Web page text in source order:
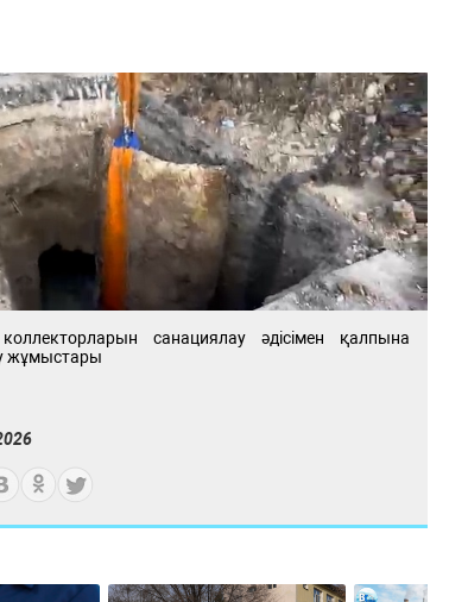
санациялау әдісімен қалпына
жұмыстары